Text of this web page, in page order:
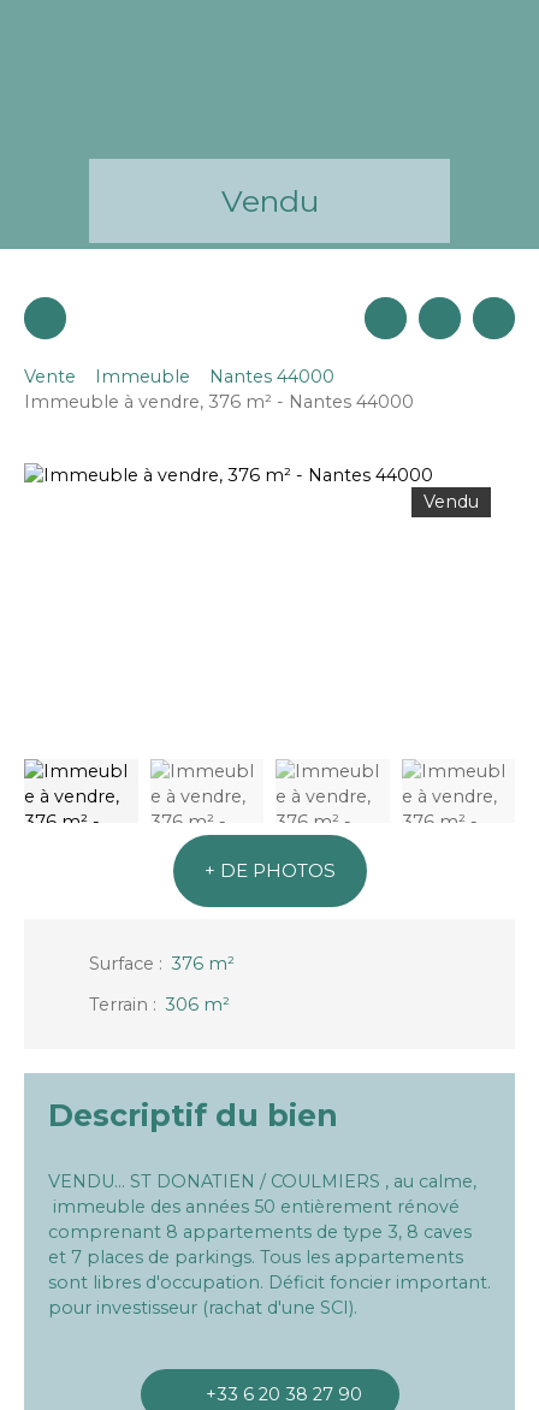
Vendu
Vente Immeuble
Nantes 44000
Immeuble à vendre, 376 m² - Nantes 44000
Vendu
+ DE PHOTOS
Surface : 376 m²
Terrain : 306 m²
Descriptif du bien
VENDU... ST DONATIEN / COULMIERS , au calme,
immeuble des années 50 entièrement rénové
comprenant 8 appartements de type 3, 8 caves
et 7 places de parkings. Tous les appartements
sont libres d'occupation. Déficit foncier important.
pour investisseur (rachat d'une SCI).
+33 6 20 38 27 90